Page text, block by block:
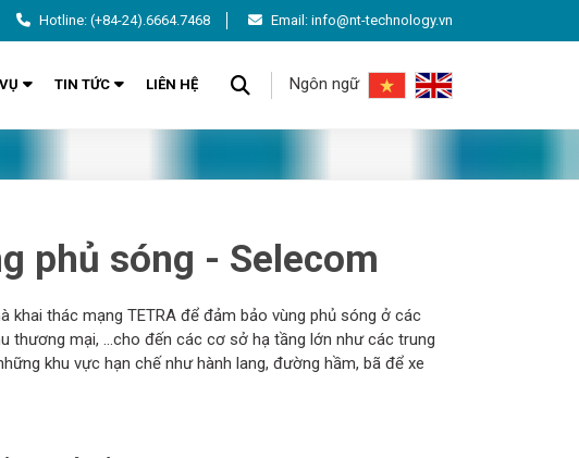
Hotline:(+84-24).6664.7468 Email: info@nt-technology.vn
TIN TỨC LIÊN HỆ Ngôn ngữ
phủ sóng - Selecom
khai thác mạng TETRA để đảm bảo vùng phủ sóng ở các
thương mại, …cho đến các cơ sở hạ tầng lớn như các trung
khu vực hạn chế như hành lang, đường hầm, bã để xe